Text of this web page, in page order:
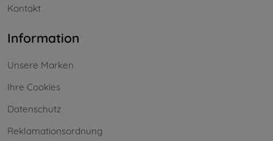
Kontakt
Information
Unsere Marken
Ihre Cookies
Datenschutz
Reklamationsordnung